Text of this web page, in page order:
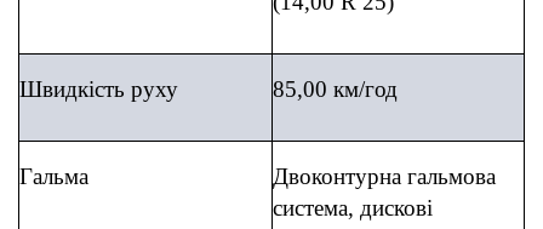
Швидкість руху 85,00 км/год
Гальма
Двоконтурна гальмова
система, дискові